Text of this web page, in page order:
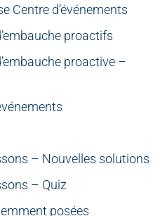
Centre d’événements
proactifs
proactive –
– Nouvelles solutions
– Quiz
posées